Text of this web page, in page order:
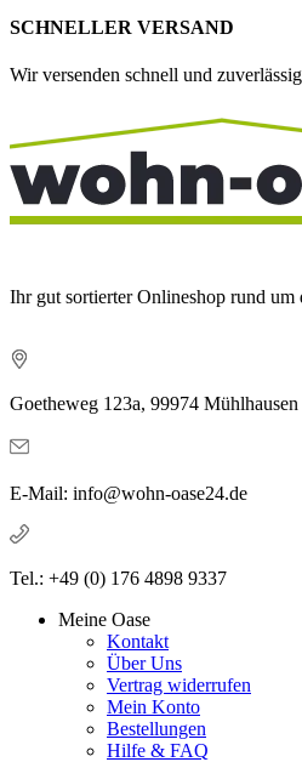
SCHNELLER VERSAND
Wir versenden schnell und zuverlässig
Ihr gut sortierter Onlineshop rund um
Goetheweg 123a, 99974 Mühlhausen
E-Mail: info@wohn-oase24.de
Tel.: +49 (0) 176 4898 9337
Meine Oase
Kontakt
Über Uns
Vertrag widerrufen
Mein Konto
Bestellungen
Hilfe & FAQ